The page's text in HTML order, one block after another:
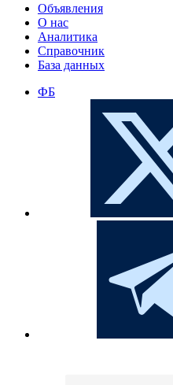
Объявления
О нас
Аналитика
Справочник
База данных
ФБ